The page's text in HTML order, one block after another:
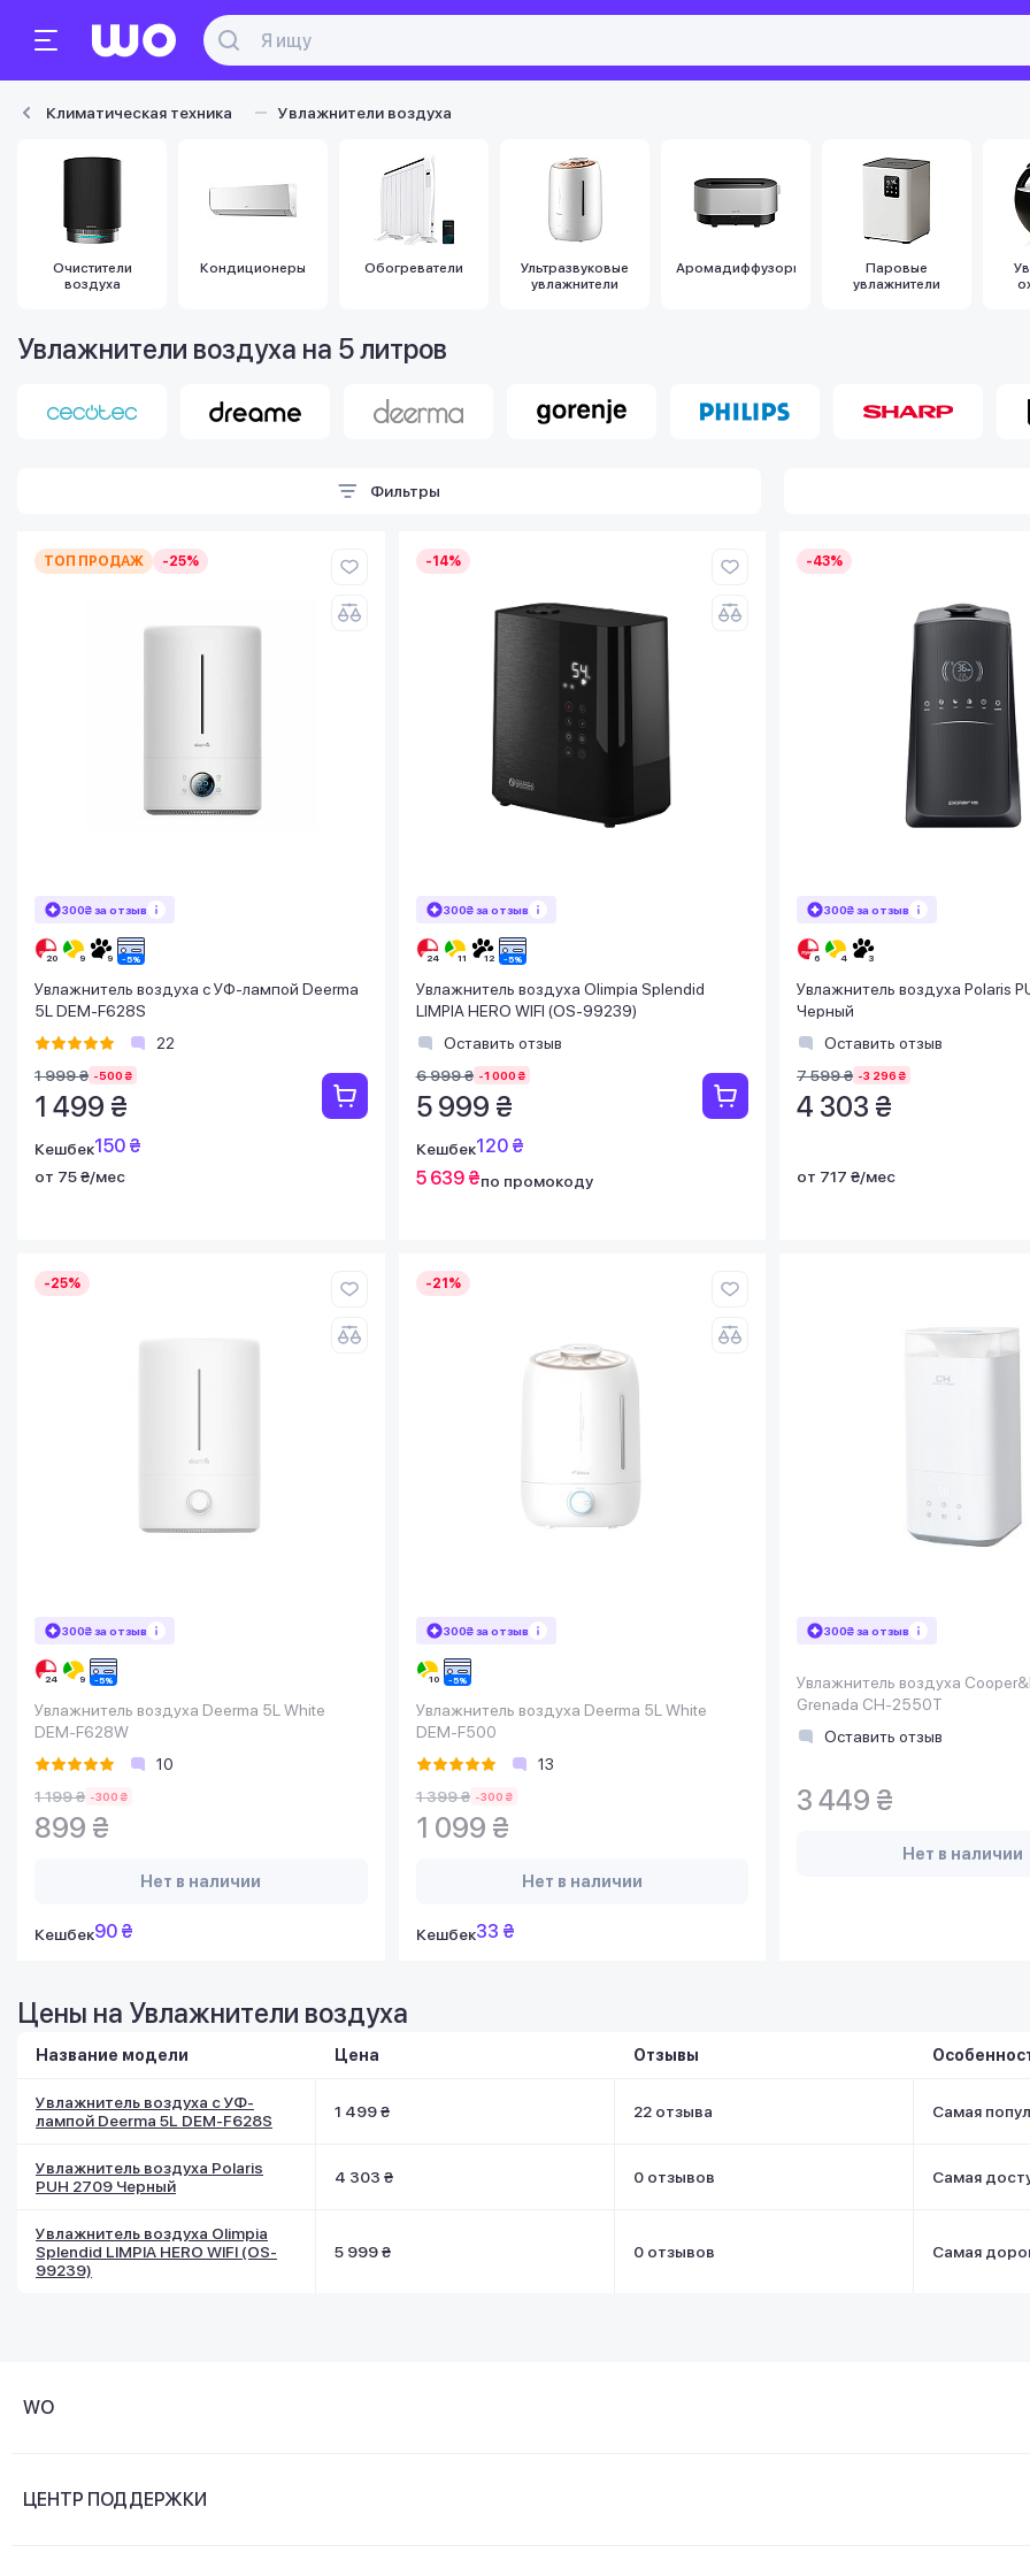
Климатическая техника Увлажнители воздуха
Очистители
воздуха
Кондиционеры Обогреватели
Ультразвуковые
увлажнители
Аромадиффузоры
Паровые
увлажнители
Увлажнители воздуха на 5 литров
Фильтры
ТОП ПРОДАЖ -25%
300₴ за отзыв
Увлажнитель воздуха с УФ-лампой Deerma
5L DEM-F628S
22
1 999 ₴ -500 ₴
1 499 ₴
Кешбек150 ₴
от 75 ₴/мес
-14%
300₴ за отзыв
Увлажнитель воздуха Olimpia Splendid
LIMPIA HERO WIFI (OS-99239)
Оставить отзыв
6 999 ₴ -1 000 ₴
5 999 ₴
Кешбек120 ₴
5 639 ₴по промокоду
-43%
300₴ за отзыв
Увлажнитель воздуха Polaris
Черный
Оставить отзыв
7 599 ₴ -3 296 ₴
4 303 ₴
от 717 ₴/мес
-25%
300₴ за отзыв
Увлажнитель воздуха Deerma 5L White
DEM-F628W
10
1 199 ₴ -300 ₴
899 ₴
Нет в наличии
Кешбек90 ₴
-21%
300₴ за отзыв
Увлажнитель воздуха Deerma 5L White
DEM-F500
13
1 399 ₴ -300 ₴
1 099 ₴
Нет в наличии
Кешбек33 ₴
300₴ за отзыв
Увлажнитель воздуха
Grenada СH-2550T
Оставить отзыв
3 449 ₴
Нет в наличии
Цены на Увлажнители воздуха
Название модели Цена Отзывы
Увлажнитель воздуха с УФ-
лампой Deerma 5L DEM-F628S
1 499 ₴ 22 отзыва Самая
Увлажнитель воздуха Polaris
PUH 2709 Черный
4 303 ₴ 0 отзывов Самая
Увлажнитель воздуха Olimpia
Splendid LIMPIA HERO WIFI (OS-
99239)
5 999 ₴ 0 отзывов Самая
WO
ЦЕНТР ПОДДЕРЖКИ